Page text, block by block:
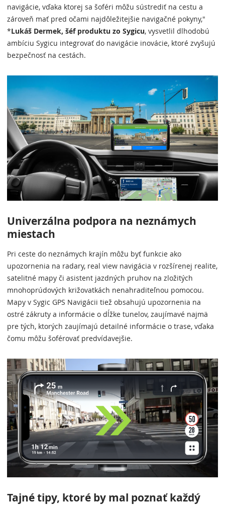
navigácie, vďaka ktorej sa šoféri môžu sústrediť na cestu a
zároveň mať pred očami najdôležitejšie navigačné pokyny,"
*Lukáš Dermek, šéf produktu zo Sygicu, vysvetlil dlhodobú
ambíciu Sygicu integrovať do navigácie inovácie, ktoré zvyšujú
bezpečnosť na cestách.
Univerzálna podpora na neznámych
miestach
Pri ceste do neznámych krajín môžu byť funkcie ako
upozornenia na radary, real view navigácia v rozšírenej realite,
satelitné mapy či asistent jazdných pruhov na zložitých
mnohoprúdových križovatkách nenahraditeľnou pomocou.
Mapy v Sygic GPS Navigácii tiež obsahujú upozornenia na
ostré zákruty a informácie o dĺžke tunelov, zaujímavé najmä
pre tých, ktorých zaujímajú detailné informácie o trase, vďaka
čomu môžu šoférovať predvídavejšie.
Tajné tipy, ktoré by mal poznať každý